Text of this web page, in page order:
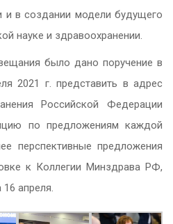
и в создании модели будущего
науке и здравоохранении.
было дано поручение в
2021 г. представить в адрес
Российской Федерации
по предложениям каждой
перспективные предложения
к Коллегии Минздрава РФ,
апреля.